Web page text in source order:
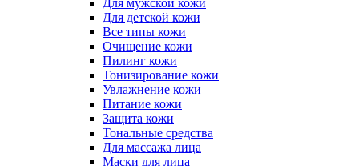
Для мужской кожи
Для детской кожи
Все типы кожи
Очищение кожи
Пилинг кожи
Тонизирование кожи
Увлажнение кожи
Питание кожи
Защита кожи
Тональные средства
Для массажа лица
Маски для лица